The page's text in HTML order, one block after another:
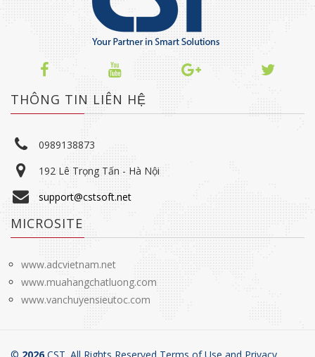
THÔNG TIN LIÊN HỆ
0989138873
192 Lê Trọng Tấn - Hà Nội
support@cstsoft.net
MICROSITE
www.adcvietnam.net
www.muahangchatluong.com
www.vanchuyensieutoc.com